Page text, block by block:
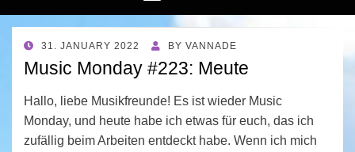
POSTED
ON
31. JANUARY 2022 BY VANNADE
Music Monday #223: Meute
Hallo, liebe Musikfreunde! Es ist wieder Music
Monday, und heute habe ich etwas für euch, das ich
zufällig beim Arbeiten entdeckt habe. Wenn ich mich